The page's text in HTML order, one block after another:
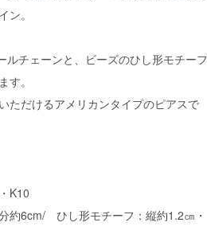
ン。
ルチェーンと、ビーズのひし形モチーフ
。
ただけるアメリカンタイプのピアスで
K10
約6cm/ ひし形モチーフ：縦約1.2㎝・